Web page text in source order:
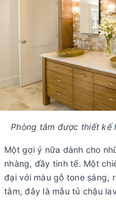
Phòng tắm được thiết kế
Một gợi ý nữa dành cho
nhàng, đầy tinh tế. Một
đại với màu gỗ tone sáng,
tắm, đây là mẫu tủ chậu